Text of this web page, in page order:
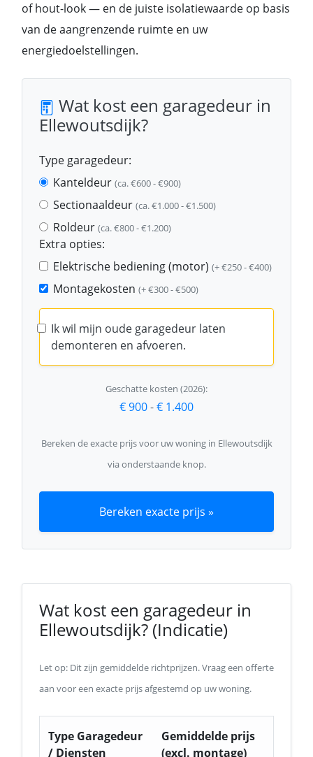
of hout-look — en de juiste isolatiewaarde op basis
van de aangrenzende ruimte en uw
energiedoelstellingen.
Wat kost een garagedeur in
Ellewoutsdijk?
Type garagedeur:
Kanteldeur (ca. €600 - €900)
Sectionaaldeur (ca. €1.000 - €1.500)
Roldeur (ca. €800 - €1.200)
Extra opties:
Elektrische bediening (motor) (+ €250 - €400)
Montagekosten (+ €300 - €500)
Ik wil mijn oude garagedeur laten
demonteren en afvoeren.
Geschatte kosten (2026):
€ 900-€ 1.400
Bereken de exacte prijs voor uw woning in Ellewoutsdijk
via onderstaande knop.
Bereken exacte prijs »
Wat kost een garagedeur in
Ellewoutsdijk? (Indicatie)
Let op: Dit zijn gemiddelde richtprijzen. Vraag een offerte
aan voor een exacte prijs afgestemd op uw woning.
Type Garagedeur
/ Diensten
Gemiddelde prijs
(excl. montage)